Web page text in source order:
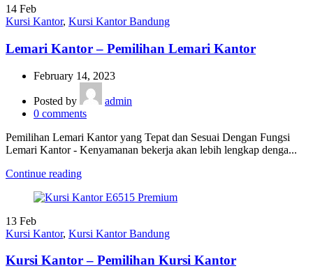
14 Feb
Kursi Kantor, Kursi Kantor Bandung
Lemari Kantor – Pemilihan Lemari Kantor
February 14, 2023
Posted by
admin
0 comments
Pemilihan Lemari Kantor yang Tepat dan Sesuai Dengan Fungsi
Lemari Kantor - Kenyamanan bekerja akan lebih lengkap denga...
Continue reading
13 Feb
Kursi Kantor, Kursi Kantor Bandung
Kursi Kantor – Pemilihan Kursi Kantor